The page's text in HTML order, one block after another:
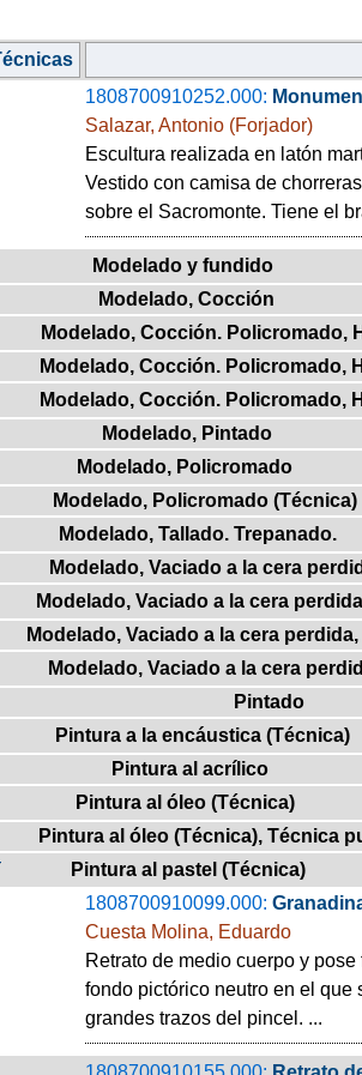
1808700910252.000:
Salazar, Antonio (Forjador)
Escultura realizada en latón
Vestido con camisa de
sobre el Sacromonte. Tiene el
Modelado y fundido
Modelado, Cocción
Modelado, Cocción. Policromado,
Modelado, Cocción. Policromado,
Modelado, Cocción. Policromado,
Modelado, Pintado
Modelado, Policromado
Modelado, Policromado (Técnica)
Modelado, Tallado. Trepanado.
Modelado, Vaciado a la cera
Modelado, Vaciado a la cera
Modelado, Vaciado a la cera
Modelado, Vaciado a la cera
Pintado
Pintura a la encáustica (Técnica)
Pintura al acrílico
Pintura al óleo (Técnica)
Pintura al óleo (Técnica), Técnica
Pintura al pastel (Técnica)
1808700910099.000:
Cuesta Molina, Eduardo
Retrato de medio cuerpo y
fondo pictórico neutro en el que
grandes trazos del pincel. ...